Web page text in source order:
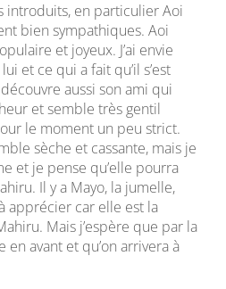
introduits, en particulier Aoi
bien sympathiques. Aoi
et joyeux. J’ai envie
et ce qui a fait qu’il s’est
aussi son ami qui
et semble très gentil
le moment un peu strict.
sèche et cassante, mais je
et je pense qu’elle pourra
Il y a Mayo, la jumelle,
apprécier car elle est la
Mais j’espère que par la
avant et qu’on arrivera à